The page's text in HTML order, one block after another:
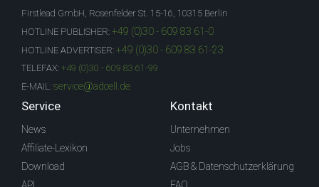
Firstlead GmbH, Rosenfelder St. 15-16, 10315 Berlin
HOTLINE PUBLISHER: +49 (0)30 - 609 83 61-0
HOTLINE ADVERTISER: +49 (0)30 - 609 83 61-23
TELEFAX: +49 (0)30 - 609 83 61-99
E-MAIL: service@adcell.de
Service
News
Affiliate-Lexikon
Download
Kontakt
Unternehmen
Jobs
AGB & Datenschutzerklärung